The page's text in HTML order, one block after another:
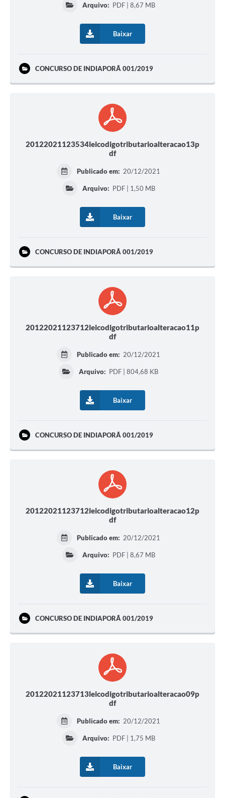
Arquivo: PDF | 8,67 MB
Baixar
CONCURSO DE INDIAPORÃ 001/2019
20122021123534leicodigotributarioalteracao13p
df
Publicado em: 20/12/2021
Arquivo: PDF | 1,50 MB
Baixar
CONCURSO DE INDIAPORÃ 001/2019
20122021123712leicodigotributarioalteracao11p
df
Publicado em: 20/12/2021
Arquivo: PDF | 804,68 KB
Baixar
CONCURSO DE INDIAPORÃ 001/2019
20122021123712leicodigotributarioalteracao12p
df
Publicado em: 20/12/2021
Arquivo: PDF | 8,67 MB
Baixar
CONCURSO DE INDIAPORÃ 001/2019
20122021123713leicodigotributarioalteracao09p
df
Publicado em: 20/12/2021
Arquivo: PDF | 1,75 MB
Baixar